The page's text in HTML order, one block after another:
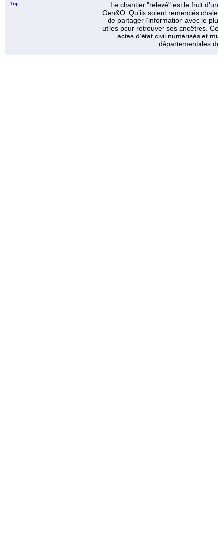
Top
Le chantier "relevé" est le fruit
Gen&O. Qu’ils soient remerciés
de partager l’information avec le
utiles pour retrouver ses ancêtres.
actes d’état civil numérisés et
départementales